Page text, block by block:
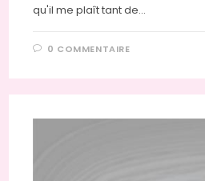
qu'il me plaît tant de…
0 COMMENTAIRE